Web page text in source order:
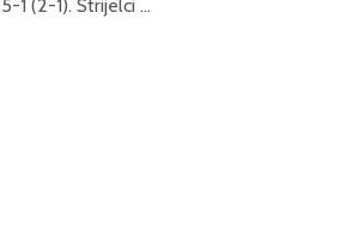
5-1 (2-1). Strijelci ...